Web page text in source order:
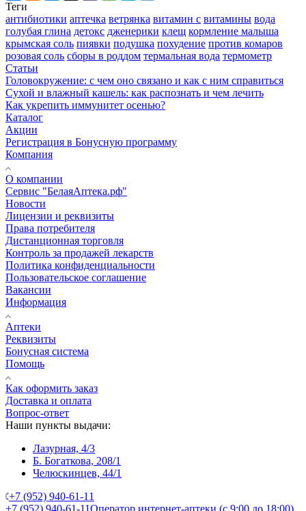
Теги
антибиотики аптечка ветрянка витамин с витамины вода
голубая глина детокс дженерики клещ кормление малыша
крымская соль пиявки подушка похудение против комаров
розовая соль сборы в роддом термальная вода термометр
Статьи
Головокружение: с чем оно связано и как с ним справиться
Сухой и влажный кашель: как распознать и чем лечить
Как укрепить иммунитет осенью?
Каталог
Акции
Регистрация в Бонусную программу
Компания
О компании
Сервис "БелаяАптека.рф"
Новости
Лицензии и реквизиты
Права потребителя
Дистанционная торговля
Контроль за продажей лекарств
Политика конфиденциальности
Пользовательское соглашение
Вакансии
Информация
Аптеки
Реквизиты
Бонусная система
Помощь
Как оформить заказ
Доставка и оплата
Вопрос-ответ
Наши пункты выдачи:
Лазурная, 4/3
Б. Богаткова, 208/1
Челюскинцев, 44/1
+7 (952) 940-61-11